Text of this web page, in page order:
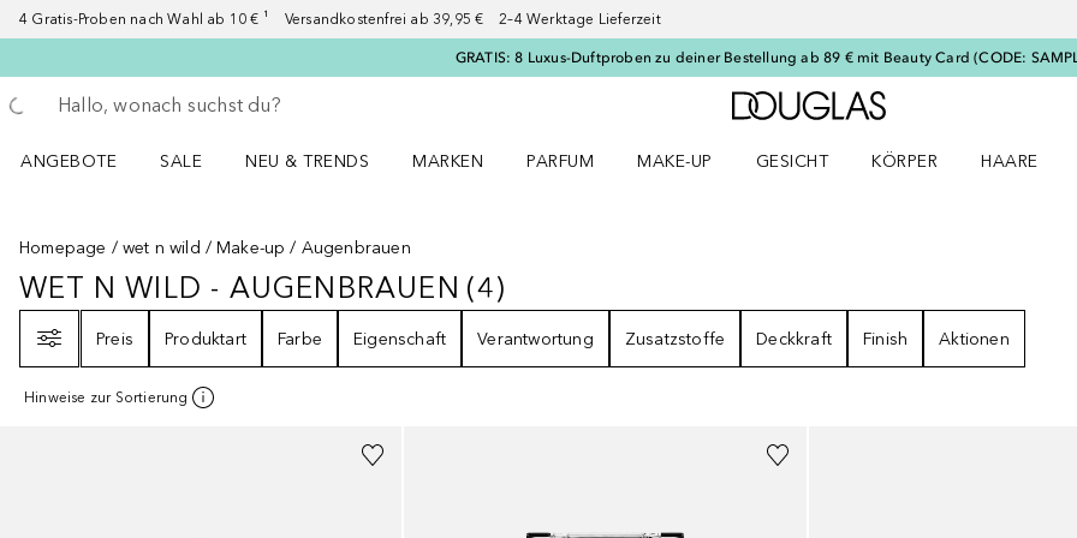
4 Gratis-Proben nach Wahl ab 10 € ¹ Versandkostenfrei ab 39,95 € 2–4 Werktage Lieferzeit
GRATIS: 8 Luxus-Duftproben zu deiner Bestellung ab 89 € mit Beauty Card (CODE:
Gehe zurück
Suche ausführen
Zur Douglas Startseite
ANGEBOTE
SALE
NEU & TRENDS
MARKEN
PARFUM
MAKE-UP
GESICHT
KÖRPER
HAARE
Homepage wet n wild Make-up Augenbrauen
WET N WILD - AUGENBRAUEN4
WET N WILD - AUGENBRAUEN (4)
Preis
Produktart Farbe Eigenschaft Verantwortung Zusatzstoffe Deckkraft Finish Aktionen
Hinweise zur Sortierung